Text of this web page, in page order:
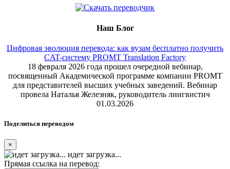
Наш Блог
Цифровая эволюция перевода: как вузам бесплатно получить
CAT-систему PROMT Translation Factory
18 февраля 2026 года прошел очередной вебинар,
посвященный Академической программе компании PROMT
для представителей высших учебных заведений. Вебинар
провела Наталья Железняк, руководитель лингвистич
01.03.2026
Поделиться переводом
×
идет загрузка...
Прямая ссылка на перевод: